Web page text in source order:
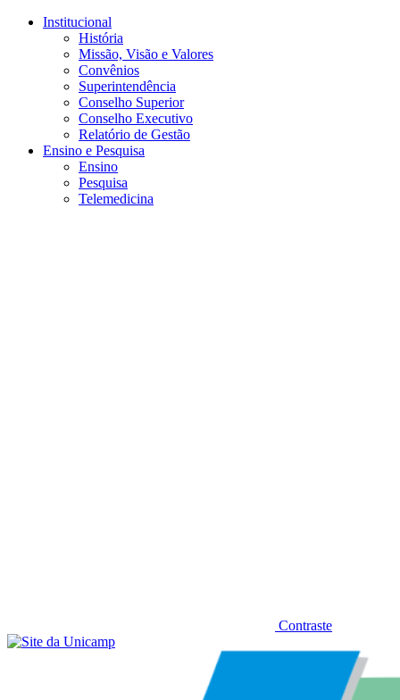
Conteúdo principal
Institucional
História
Missão, Visão e Valores
Convênios
Superintendência
Conselho Superior
Conselho Executivo
Relatório de Gestão
Ensino e Pesquisa
Ensino
Pesquisa
Telemedicina
Contraste